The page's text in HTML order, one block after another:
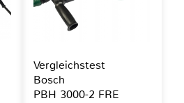
Vergleichstest
Bosch
PBH 3000-2 FRE